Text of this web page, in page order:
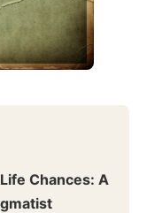
Chances: A